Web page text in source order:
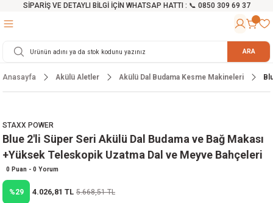
SİPARİŞ VE DETAYLI BİLGİ İÇİN WHATSAP HATTI : 📞 0850 309 69 37
Testereler
Makinesi
Cihazları
Mikser
ve Arabalar
Malzemeleri ARA
Anasayfa Akülü Aletler Akülü Dal Budama Kesme Makineleri
STAXX POWER
Blue 2'li Süper Seri Akülü Dal Budama ve Bağ Makası
+Yüksek Teleskopik Uzatma Dal ve Meyve Bahçeleri
0 Puan - 0 Yorum
%29 4.026,81 TL 5.668,51 TL